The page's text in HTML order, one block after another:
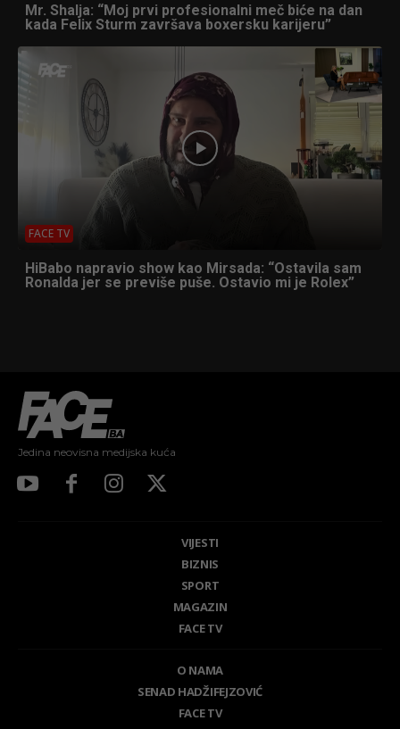
Mr. Shalja: “Moj prvi profesionalni meč biće na dan
kada Felix Sturm završava boxersku karijeru”
FACE TV
HiBabo napravio show kao Mirsada: “Ostavila sam
Ronalda jer se previše puše. Ostavio mi je Rolex”
Jedina neovisna medijska kuća
VIJESTI
BIZNIS
SPORT
MAGAZIN
FACE TV
O NAMA
SENAD HADŽIFEJZOVIĆ
FACE TV